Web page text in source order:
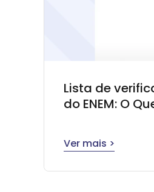
Lista de
do ENEM: O
Ver mais >